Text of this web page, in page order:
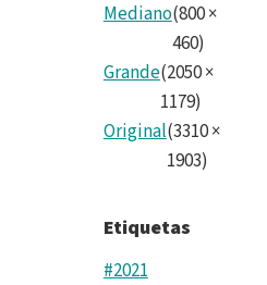
Mediano(800×
460)
Grande(2050×
1179)
Original(3310×
1903)
Etiquetas
#2021